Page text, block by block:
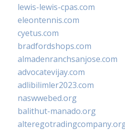
lewis-lewis-cpas.com
eleontennis.com
cyetus.com
bradfordshops.com
almadenranchsanjose.com
advocatevijay.com
adlibilimler2023.com
naswwebed.org
balithut-manado.org